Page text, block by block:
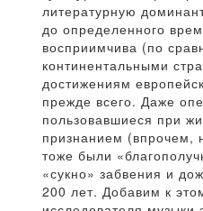
литературную
до определенного
восприимчива (по
континентальными
достижениям
прежде всего. Даже
пользовавшиеся при
признанием (впрочем,
тоже были
«сукно» забвения и
200 лет. Добавим к